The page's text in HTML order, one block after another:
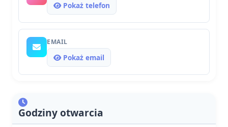
Pokaż telefon
EMAIL
Pokaż email
Godziny otwarcia